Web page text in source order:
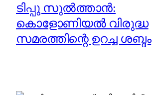
ടിപ്പു സുൽത്താൻ:
കൊളോണിയൽ വിരുദ്ധ
സമരത്തിന്റെ ഉറച്ച ശബ്ദം